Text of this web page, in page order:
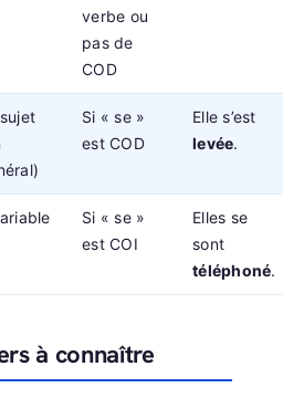
verbe ou
pas de
COD
Si « se »
est COD
Elle s’est
levée.
Si « se »
est COI
Elles se
sont
téléphoné.
à connaître